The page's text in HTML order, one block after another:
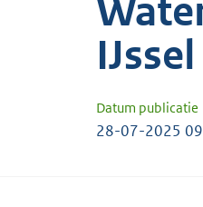
IJssel
Datum publicatie
28-07-2025